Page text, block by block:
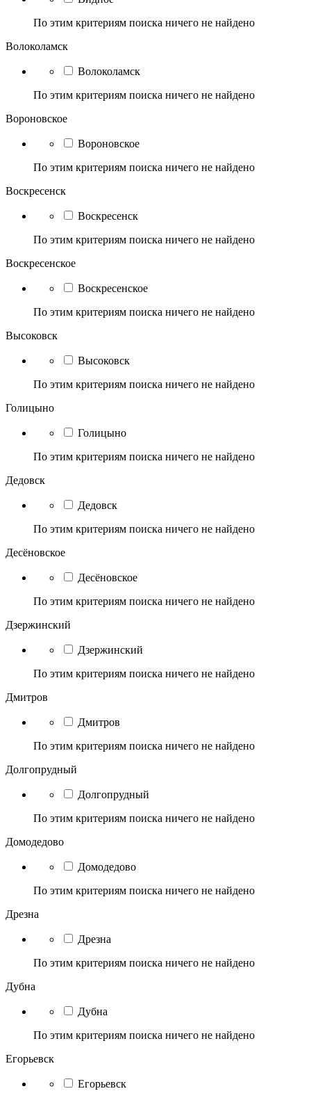
По этим критериям поиска ничего не найдено
Волоколамск
Волоколамск
По этим критериям поиска ничего не найдено
Вороновское
Вороновское
По этим критериям поиска ничего не найдено
Воскресенск
Воскресенск
По этим критериям поиска ничего не найдено
Воскресенское
Воскресенское
По этим критериям поиска ничего не найдено
Высоковск
Высоковск
По этим критериям поиска ничего не найдено
Голицыно
Голицыно
По этим критериям поиска ничего не найдено
Дедовск
Дедовск
По этим критериям поиска ничего не найдено
Десёновское
Десёновское
По этим критериям поиска ничего не найдено
Дзержинский
Дзержинский
По этим критериям поиска ничего не найдено
Дмитров
Дмитров
По этим критериям поиска ничего не найдено
Долгопрудный
Долгопрудный
По этим критериям поиска ничего не найдено
Домодедово
Домодедово
По этим критериям поиска ничего не найдено
Дрезна
Дрезна
По этим критериям поиска ничего не найдено
Дубна
Дубна
По этим критериям поиска ничего не найдено
Егорьевск
Егорьевск